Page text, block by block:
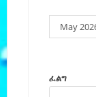
May
ፈልግ